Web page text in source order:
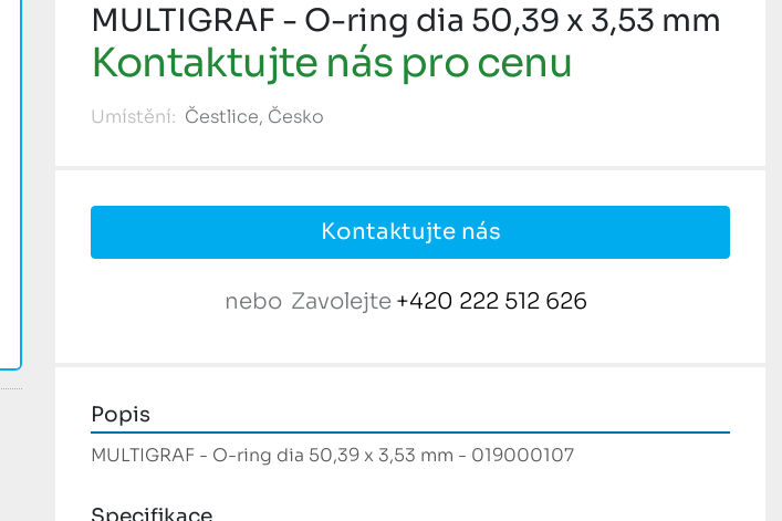
MULTIGRAF - O-ring dia 50,39 x 3,53 mm
Kontaktujte nás pro cenu
Umístění: Čestlice, Česko
Kontaktujte nás
nebo Zavolejte +420 222 512 626
Popis
MULTIGRAF - O-ring dia 50,39 x 3,53 mm - 019000107